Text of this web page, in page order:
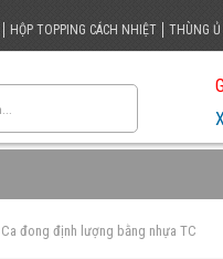
HỘP TOPPING CÁCH NHIỆT THÙNG
Ca đong định lượng bằng nhựa TC